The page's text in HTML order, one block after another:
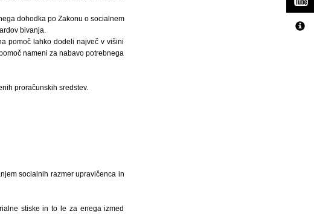
dohodka po Zakonu o socialnem
bivanja.
pomoč lahko dodeli največ v višini
nameni za nabavo potrebnega
proračunskih sredstev.
socialnih razmer upravičenca in
stiske in to le za enega izmed